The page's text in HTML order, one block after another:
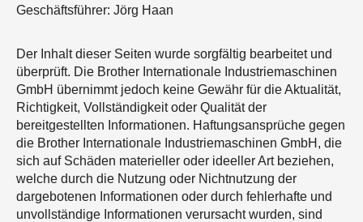
Geschäftsführer: Jörg Haan
Der Inhalt dieser Seiten wurde sorgfältig bearbeitet und
überprüft. Die Brother Internationale Industriemaschinen
GmbH übernimmt jedoch keine Gewähr für die Aktualität,
Richtigkeit, Vollständigkeit oder Qualität der
bereitgestellten Informationen. Haftungsansprüche gegen
die Brother Internationale Industriemaschinen GmbH, die
sich auf Schäden materieller oder ideeller Art beziehen,
welche durch die Nutzung oder Nichtnutzung der
dargebotenen Informationen oder durch fehlerhafte und
unvollständige Informationen verursacht wurden, sind